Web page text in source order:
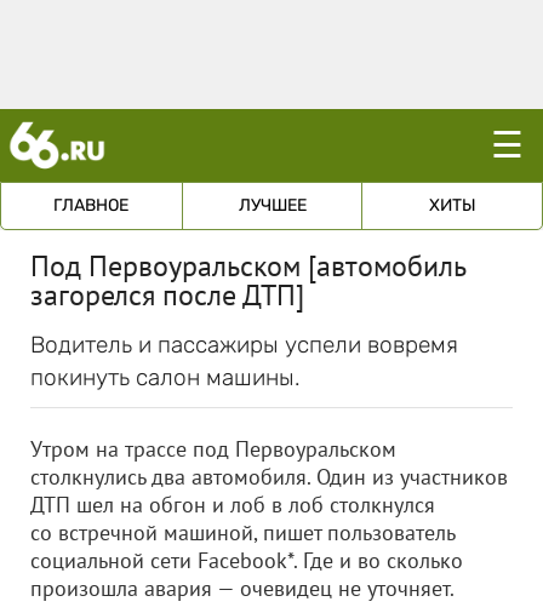
☰
ГЛАВНОЕ ЛУЧШЕЕ ХИТЫ
Под Первоуральском [автомобиль
загорелся после ДТП]
Водитель и пассажиры успели вовремя
покинуть салон машины.
Утром на трассе под Первоуральском
столкнулись два автомобиля. Один из участников
ДТП шел на обгон и лоб в лоб столкнулся
со встречной машиной, пишет пользователь
социальной сети Facebook*. Где и во сколько
произошла авария — очевидец не уточняет.